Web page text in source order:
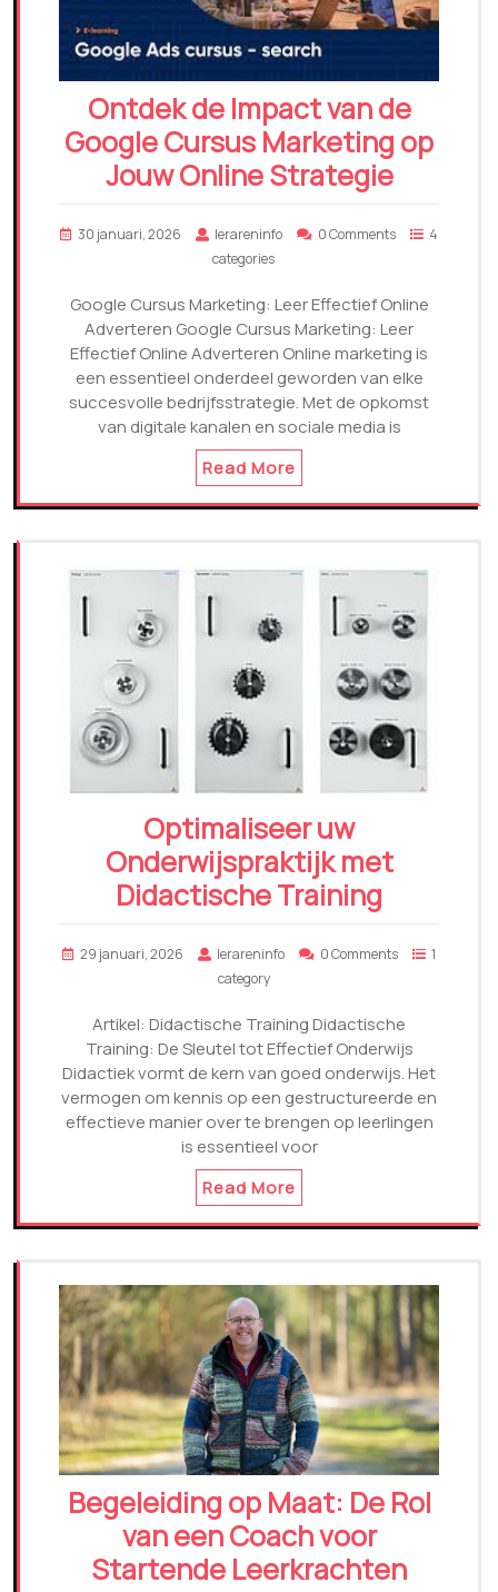
Ontdek de Impact van de
Google Cursus Marketing op
Jouw Online Strategie
30 januari, 2026 lerareninfo 0 Comments
4
categories
Google Cursus Marketing: Leer Effectief Online
Adverteren Google Cursus Marketing: Leer
Effectief Online Adverteren Online marketing is
een essentieel onderdeel geworden van elke
succesvolle bedrijfsstrategie. Met de opkomst
van digitale kanalen en sociale media is
Read More
Optimaliseer uw
Onderwijspraktijk met
Didactische Training
29 januari, 2026 lerareninfo 0 Comments
1
category
Artikel: Didactische Training Didactische
Training: De Sleutel tot Effectief Onderwijs
Didactiek vormt de kern van goed onderwijs. Het
vermogen om kennis op een gestructureerde en
effectieve manier over te brengen op leerlingen
is essentieel voor
Read More
Begeleiding op Maat: De Rol
van een Coach voor
Startende Leerkrachten